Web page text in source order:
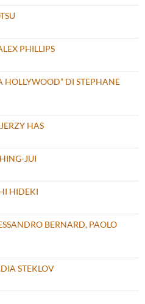
PHILLIPS
HOLLYWOOD” DI STEPHANE
HAS
JUI
HIDEKI
BERNARD, PAOLO
STEKLOV